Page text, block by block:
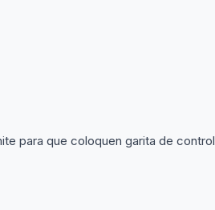
para que coloquen garita de control